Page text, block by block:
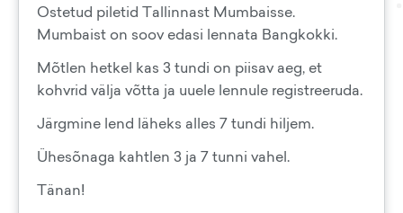
Ostetud piletid Tallinnast Mumbaisse.
Mumbaist on soov edasi lennata Bangkokki.
Mõtlen hetkel kas 3 tundi on piisav aeg, et
kohvrid välja võtta ja uuele lennule registreeruda.
Järgmine lend läheks alles 7 tundi hiljem.
Ühesõnaga kahtlen 3 ja 7 tunni vahel.
Tänan!